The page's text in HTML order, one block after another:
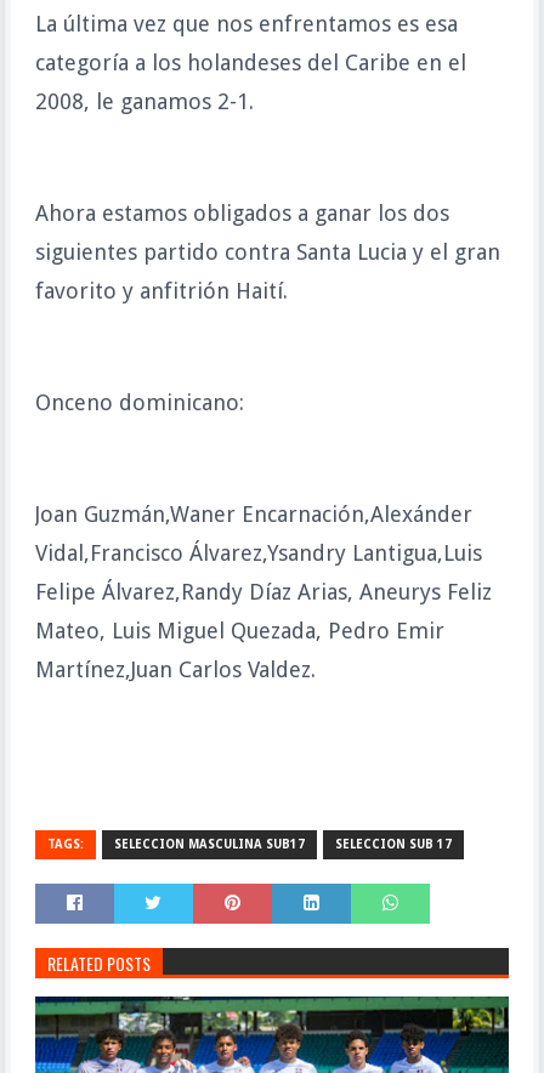
La última vez que nos enfrentamos es esa
categoría a los holandeses del Caribe en el
2008, le ganamos 2-1.
Ahora estamos obligados a ganar los dos
siguientes partido contra Santa Lucia y el gran
favorito y anfitrión Haití.
Onceno dominicano:
Joan Guzmán,Waner Encarnación,Alexánder
Vidal,Francisco Álvarez,Ysandry Lantigua,Luis
Felipe Álvarez,Randy Díaz Arias, Aneurys Feliz
Mateo, Luis Miguel Quezada, Pedro Emir
Martínez,Juan Carlos Valdez.
TAGS: SELECCION MASCULINA SUB17 SELECCION SUB 17
RELATED POSTS